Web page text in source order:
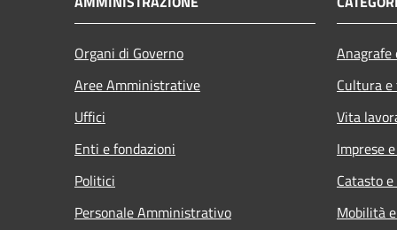
Organi di Governo
Aree Amministrative
Uffici
Enti e fondazioni
Politici
Personale Amministrativo
Cultura
Vita
Imprese
Catasto
Mobilità